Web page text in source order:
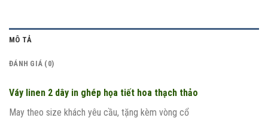
MÔ TẢ
ĐÁNH GIÁ (0)
Váy linen 2 dây in ghép họa tiết hoa thạch thảo
May theo size khách yêu cầu, tặng kèm vòng cổ